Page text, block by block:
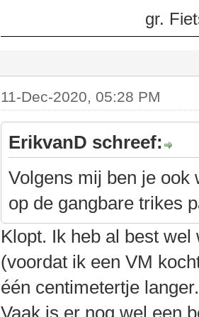
gr.
11-Dec-2020, 05:28 PM
ErikvanD schreef:
Volgens mij ben je ook
op de gangbare trikes
Klopt. Ik heb al best
(voordat ik een VM
één centimetertje langer.
Vaak is er nog wel een